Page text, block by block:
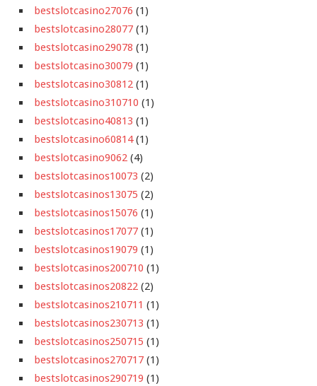
bestslotcasino27076 (1)
bestslotcasino28077 (1)
bestslotcasino29078 (1)
bestslotcasino30079 (1)
bestslotcasino30812 (1)
bestslotcasino310710 (1)
bestslotcasino40813 (1)
bestslotcasino60814(1)
bestslotcasino9062 (4)
bestslotcasinos10073 (2)
bestslotcasinos13075 (2)
bestslotcasinos15076 (1)
bestslotcasinos17077 (1)
bestslotcasinos19079 (1)
bestslotcasinos200710 (1)
bestslotcasinos20822 (2)
bestslotcasinos210711 (1)
bestslotcasinos230713 (1)
bestslotcasinos250715 (1)
bestslotcasinos270717 (1)
bestslotcasinos290719 (1)